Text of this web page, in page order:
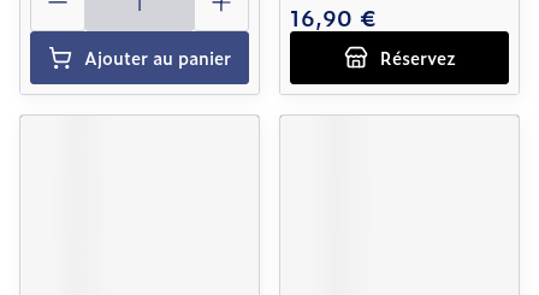
Ajouter au panier
16,90 €
Réservez